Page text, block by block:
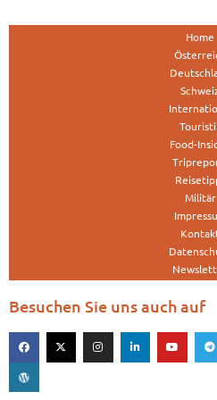
Home
Food-
Militär
Besuchen Sie uns auch auf